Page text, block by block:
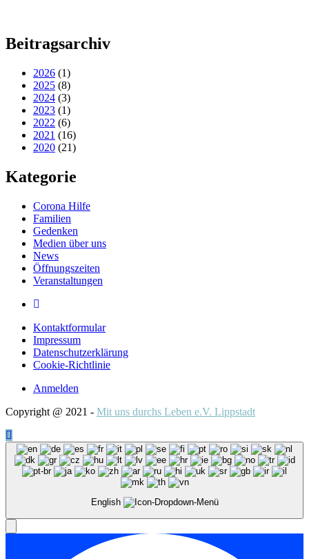
Beitragsarchiv
2026 (1)
2025 (8)
2024 (3)
2023 (1)
2022 (6)
2021 (16)
2020 (21)
Kategorie
Corona Hilfe
Familien
Gedenken
Medien über uns
News
Öffnungszeiten
Veranstaltungen
Kontaktformular
Impressum
Datenschutzerklärung
Cookie-Richtlinie
Anmelden
Copyright @ 2021 - Mit uns durchs Leben e.V. Lippstadt
English